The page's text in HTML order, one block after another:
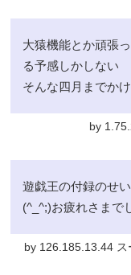
大猿機能とか頑張
る予感しかしない
そんな四月までか
by
遊戯王の付録のせ
(^_^;)お疲れさまで
by 126.185.13.44 ス